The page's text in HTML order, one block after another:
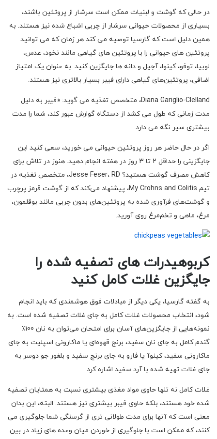
در حالی که گوشت و لبنیات ممکن است سرشار از پروتئین باشند،
بسیاری از محصولات حیوانی سرشار از چربی اشباع شده نیز هستند. به
همین دلیل است که گارسیا توصیه می کند هر زمان که می توانید
پروتئین های حیوانی را با پروتئین های گیاهی مانند نخود، عدس،
لوبیا، توفو، کینوا، آجیل و دانه ها جایگزین کنید. به عنوان یک امتیاز
اضافی، پروتئین‌های گیاهی دارای فیبر بسیار بالاتری نیز هستند.
Diana Gariglio-Clelland، متخصص تغذیه می گوید: «فیبر به دلیل
مدت زمانی که طول می کشد از دستگاه گوارش عبور کند، شما را مدت
بیشتری سیر نگه می دارد.
اگر در حال حاضر هر روز پروتئین حیوانی می خورید، سعی کنید این
جایگزینی را حداقل 2 تا 3 روز در هفته انجام دهید. هنوز در تلاش برای
کاهش مصرف گوشت هستید؟ Jesse Feser، RD، متخصص تغذیه در
تیم My Crohns and Colitis، پیشنهاد می‌کند که از گوشت قرمز پرچرب
و گوشت‌های فرآوری شده به پروتئین‌های بدون چربی مانند بوقلمون،
مرغ، ماهی و تخم‌مرغ روی آورید.
کربوهیدرات های تصفیه شده را
جایگزین غلات کامل کنید
به گفته گارسیا، یکی دیگر از مبادلات فوق هوشمندی که باید انجام
شود، انتخاب محصولات غلات کامل به جای غلات تصفیه شده است. به
نمونه‌هایی از جایگزین‌های آسان برای امتحان می‌توان به نان 100٪
گندم کامل به جای نان سفید، برنج قهوه‌ای یا ماکارونی اسپلیت به جای
ماکارونی سفید، کینوآ یا فارو به جای برنج سفید و بلغور جو دوسر به
جای غلات تهیه شده با آرد سفید اشاره کرد.
غلات کامل نه تنها حاوی مواد مغذی بیشتری نسبت به همتایان تصفیه
شده خود هستند، بلکه حاوی فیبر بیشتری نیز هستند. البته، این بدان
معنی است که آنها برای مدت طولانی تری از گرسنگی شما جلوگیری می
کنند، که ممکن است با جلوگیری از خوردن میان وعده های زیاد در بین